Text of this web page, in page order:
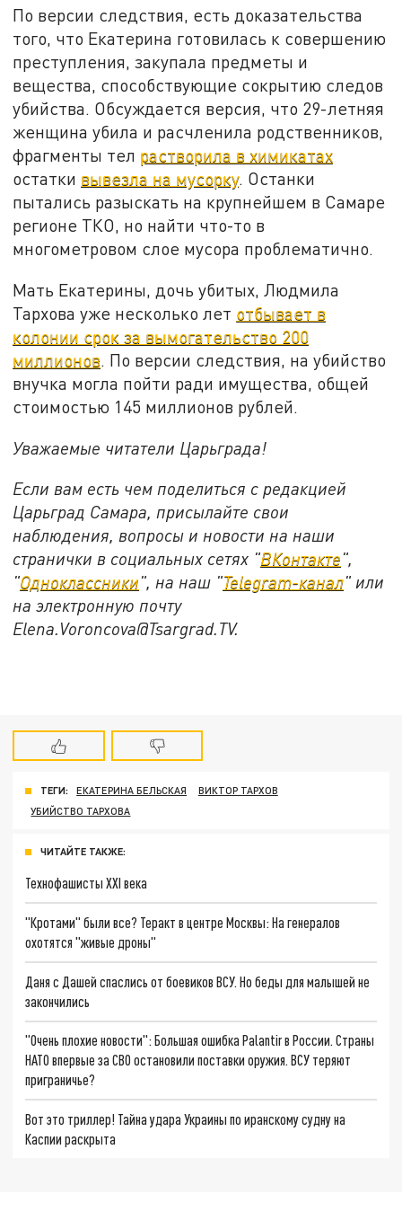
По версии следствия, есть доказательства
того, что Екатерина готовилась к совершению
преступления, закупала предметы и
вещества, способствующие сокрытию следов
убийства. Обсуждается версия, что 29-летняя
женщина убила и расчленила родственников,
фрагменты тел растворила в химикатах
остатки вывезла на мусорку. Останки
пытались разыскать на крупнейшем в Самаре
регионе ТКО, но найти что-то в
многометровом слое мусора проблематично.
Мать Екатерины, дочь убитых, Людмила
Тархова уже несколько лет отбывает в
колонии срок за вымогательство 200
миллионов. По версии следствия, на убийство
внучка могла пойти ради имущества, общей
стоимостью 145 миллионов рублей.
Уважаемые читатели Царьграда!
Если вам есть чем поделиться с редакцией
Царьград Самара, присылайте свои
наблюдения, вопросы и новости на наши
странички в социальных сетях "ВКонтакте",
"Одноклассники", на наш "Telegram-канал" или
на электронную почту
Elena.Voroncova@Tsargrad.TV.
ТЕГИ: ЕКАТЕРИНА БЕЛЬСКАЯ
ВИКТОР ТАРХОВ
УБИЙСТВО ТАРХОВА
ЧИТАЙТЕ ТАКЖЕ:
Технофашисты XXI века
"Кротами" были все? Теракт в центре Москвы: На генералов
охотятся "живые дроны"
Даня с Дашей спаслись от боевиков ВСУ. Но беды для малышей не
закончились
"Очень плохие новости": Большая ошибка Palantir в России. Страны
НАТО впервые за СВО остановили поставки оружия. ВСУ теряют
приграничье?
Вот это триллер! Тайна удара Украины по иранскому судну на
Каспии раскрыта